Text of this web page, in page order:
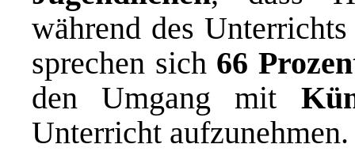
während des
sprechen sich 66
den Umgang mit
Unterricht aufzunehmen.